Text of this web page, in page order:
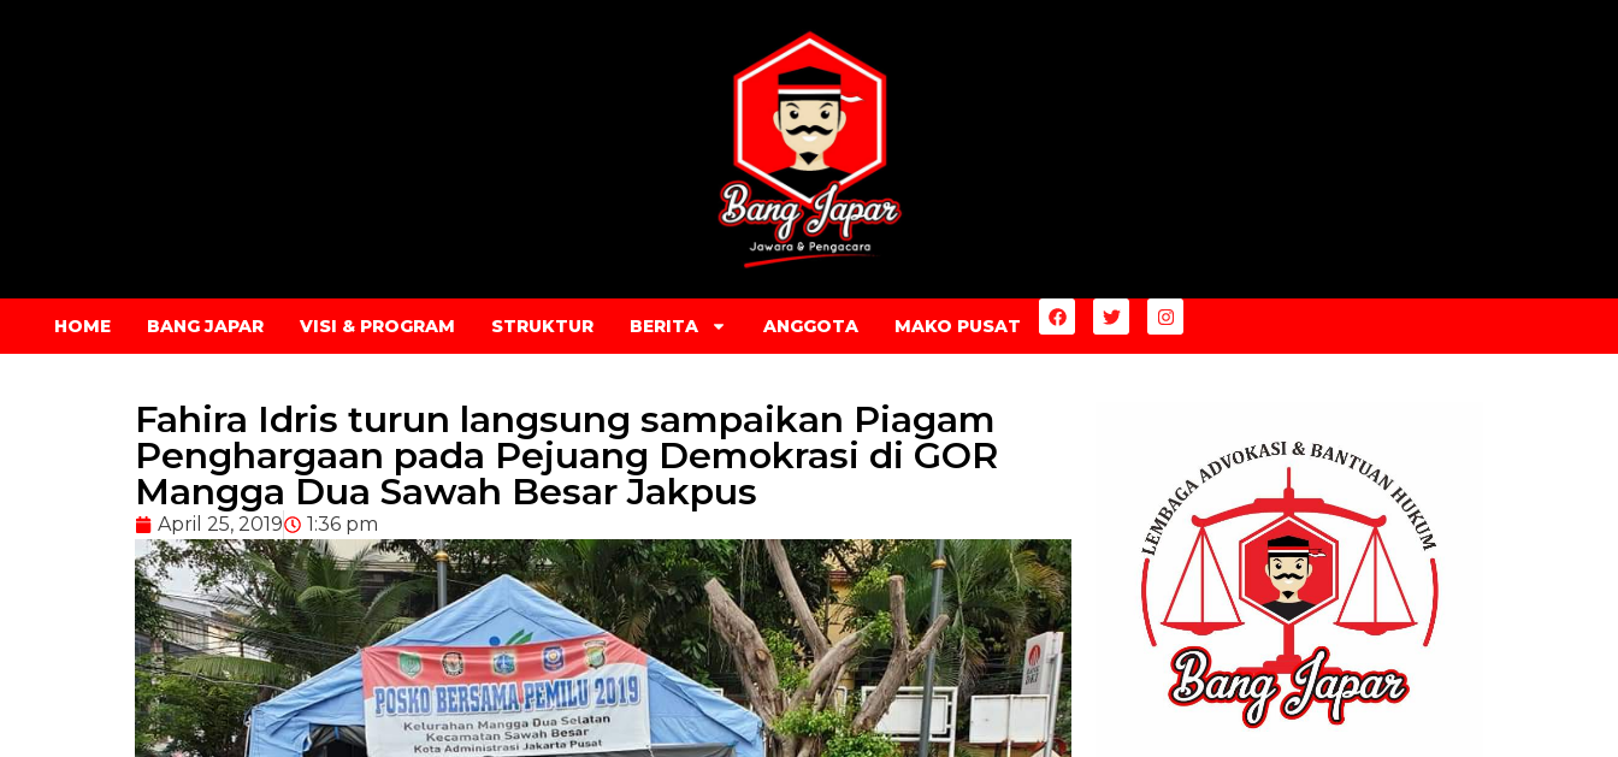
HOME BANG JAPAR VISI & PROGRAM STRUKTUR BERITA ANGGOTA MAKO PUSAT
Fahira Idris turun langsung sampaikan Piagam
Penghargaan pada Pejuang Demokrasi di GOR
Mangga Dua Sawah Besar Jakpus
April 25, 2019 1:36 pm